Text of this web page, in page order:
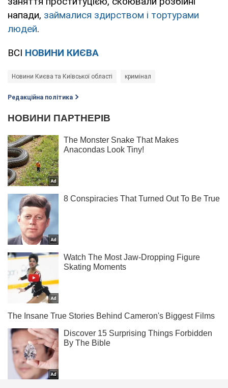
напади, займалися здирством і тортурами
людей.
ВСІ НОВИНИ КИЄВА
Новини Києва та Київської області кримінал
Редакційна політика